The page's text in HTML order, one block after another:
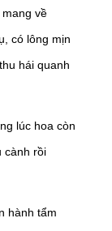
về
có lông mịn
hái quanh
lúc hoa còn
cành rồi
hành tẩm